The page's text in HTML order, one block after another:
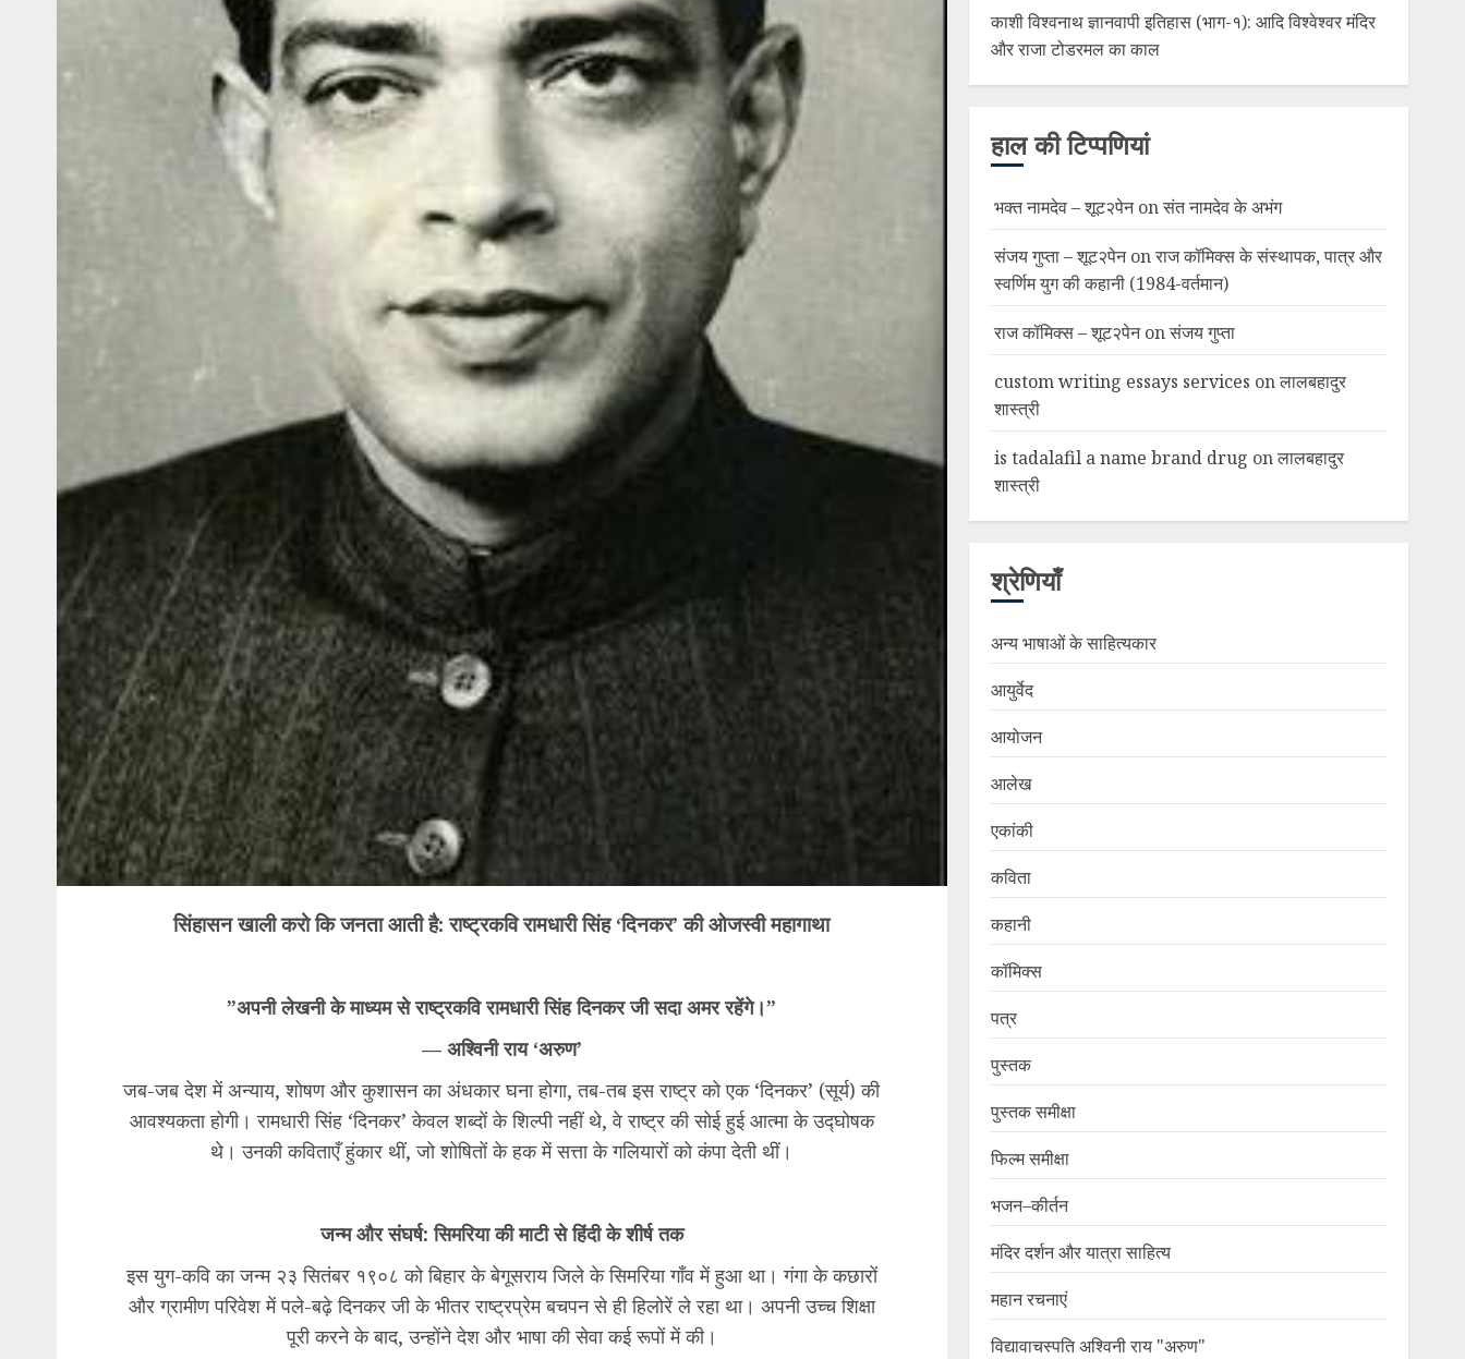
सिंहासन खाली करो कि जनता आती है: राष्ट्रकवि रामधारी सिंह ‘दिनकर’ की ओजस्वी महागाथा
​”अपनी लेखनी के माध्यम से राष्ट्रकवि रामधारी सिंह दिनकर जी सदा अमर रहेंगे।”
— अश्विनी राय ‘अरुण’
​जब-जब देश में अन्याय, शोषण और कुशासन का अंधकार घना होगा, तब-तब इस राष्ट्र को एक ‘दिनकर’ (सूर्य) की
आवश्यकता होगी। रामधारी सिंह ‘दिनकर’ केवल शब्दों के शिल्पी नहीं थे, वे राष्ट्र की सोई हुई आत्मा के उद्घोषक
थे। उनकी कविताएँ हुंकार थीं, जो शोषितों के हक में सत्ता के गलियारों को कंपा देती थीं।
​जन्म और संघर्ष: सिमरिया की माटी से हिंदी के शीर्ष तक
​इस युग-कवि का जन्म २३ सितंबर १९०८ को बिहार के बेगूसराय जिले के सिमरिया गाँव में हुआ था। गंगा के कछारों
और ग्रामीण परिवेश में पले-बढ़े दिनकर जी के भीतर राष्ट्रप्रेम बचपन से ही हिलोरें ले रहा था। अपनी उच्च शिक्षा
पूरी करने के बाद, उन्होंने देश और भाषा की सेवा कई रूपों में की।
काशी विश्वनाथ ज्ञानवापी इतिहास (भाग-१): आदि विश्वेश्वर मंदिर
और राजा टोडरमल का काल
हाल की टिप्पणियां
भक्त नामदेव – शूट२पेनonसंत नामदेव के अभंग
संजय गुप्ता – शूट२पेनonराज कॉमिक्स के संस्थापक, पात्र और
स्वर्णिम युग की कहानी (1984-वर्तमान)
राज कॉमिक्स – शूट२पेनonसंजय गुप्ता
custom writing essays services onलालबहादुर
शास्त्री
is tadalafil a name brand drug onलालबहादुर
शास्त्री
श्रेणियाँ
अन्य भाषाओं के साहित्यकार
आयुर्वेद
आयोजन
आलेख
एकांकी
कविता
कहानी
कॉमिक्स
पत्र
पुस्तक
पुस्तक समीक्षा
फिल्म समीक्षा
भजन–कीर्तन
मंदिर दर्शन और यात्रा साहित्य
महान रचनाएं
विद्यावाचस्पति अश्विनी राय "अरुण"